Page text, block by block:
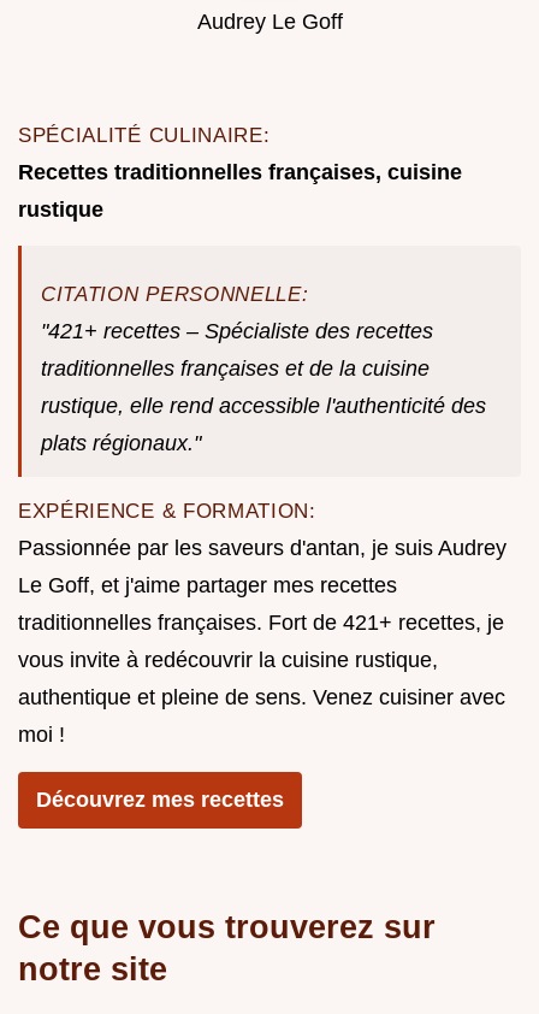
Audrey Le Goff
SPÉCIALITÉ CULINAIRE:
Recettes traditionnelles françaises, cuisine
rustique
CITATION PERSONNELLE:
"421+ recettes – Spécialiste des recettes
traditionnelles françaises et de la cuisine
rustique, elle rend accessible l'authenticité des
plats régionaux."
EXPÉRIENCE & FORMATION:
Passionnée par les saveurs d'antan, je suis Audrey
Le Goff, et j'aime partager mes recettes
traditionnelles françaises. Fort de 421+ recettes, je
vous invite à redécouvrir la cuisine rustique,
authentique et pleine de sens. Venez cuisiner avec
moi !
Découvrez mes recettes
Ce que vous trouverez sur
notre site